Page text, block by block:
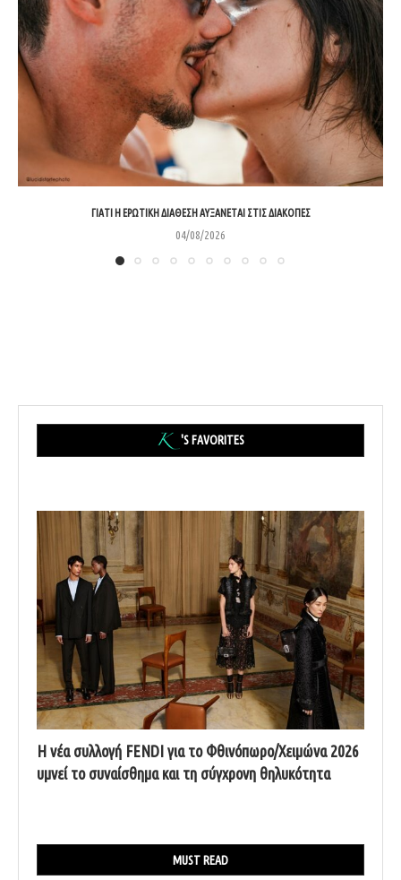
ΓΙΑΤΊ Η ΕΡΩΤΙΚΉ ΔΙΆΘΕΣΗ ΑΥΞΆΝΕΤΑΙ ΣΤΙΣ ΔΙΑΚΟΠΈΣ
04/08/2026
'S FAVORITES
Η νέα συλλογή FENDI για το Φθινόπωρο/Χειμώνα 2026
υμνεί το συναίσθημα και τη σύγχρονη θηλυκότητα
MUST READ